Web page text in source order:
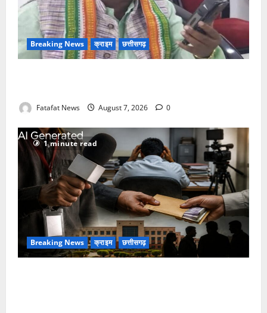
Breaking News क्राइम छत्तीसगढ़
Fatafat News August 7, 2026 0
1 minute read
Breaking News क्राइम छत्तीसगढ़